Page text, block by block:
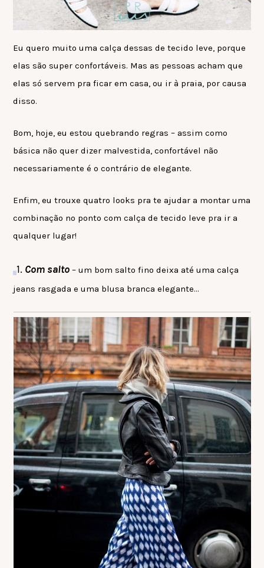
Eu quero muito uma calça dessas de tecido leve, porque
elas são super confortáveis. Mas as pessoas acham que
elas só servem pra ficar em casa, ou ir à praia, por causa
disso.
Bom, hoje, eu estou quebrando regras – assim como
básica não quer dizer malvestida, confortável não
necessariamente é o contrário de elegante.
Enfim, eu trouxe quatro looks pra te ajudar a montar uma
combinação no ponto com calça de tecido leve pra ir a
qualquer lugar!
1. Com salto – um bom salto fino deixa até uma calça
jeans rasgada e uma blusa branca elegante…